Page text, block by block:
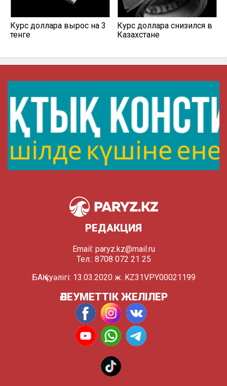
Курс доллара вырос на 3
тенге
Курс доллара снизился в
Казахстане
РЕДАКЦИЯ
Email: paryz.kz@mail.ru
Тел.: 8708 072 21 25
БАҚ куәлігі: 13.03.2020 ж. KZ31VPY00021199
ӘЛЕУМЕТТІК ЖЕЛІЛЕР